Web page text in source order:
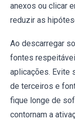
anexos ou clicar
reduzir as
Ao descarregar
fontes
aplicações. Evite
de terceiros e
fique longe de
contornam a